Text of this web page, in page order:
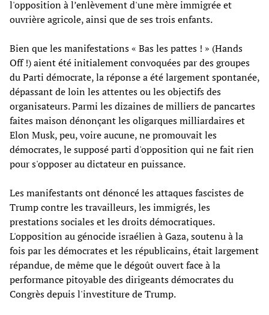
l'opposition à l’enlèvement d'une mère immigrée et
ouvrière agricole, ainsi que de ses trois enfants.
Bien que les manifestations « Bas les pattes ! » (Hands
Off !) aient été initialement convoquées par des groupes
du Parti démocrate, la réponse a été largement spontanée,
dépassant de loin les attentes ou les objectifs des
organisateurs. Parmi les dizaines de milliers de pancartes
faites maison dénonçant les oligarques milliardaires et
Elon Musk, peu, voire aucune, ne promouvait les
démocrates, le supposé parti d'opposition qui ne fait rien
pour s'opposer au dictateur en puissance.
Les manifestants ont dénoncé les attaques fascistes de
Trump contre les travailleurs, les immigrés, les
prestations sociales et les droits démocratiques.
L'opposition au génocide israélien à Gaza, soutenu à la
fois par les démocrates et les républicains, était largement
répandue, de même que le dégoût ouvert face à la
performance pitoyable des dirigeants démocrates du
Congrès depuis l'investiture de Trump.